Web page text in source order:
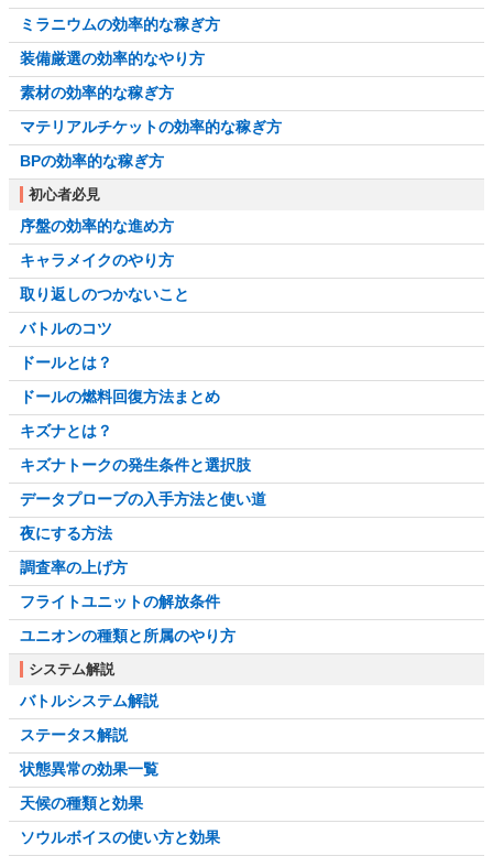
ミラニウムの効率的な稼ぎ方
装備厳選の効率的なやり方
素材の効率的な稼ぎ方
マテリアルチケットの効率的な稼ぎ方
BPの効率的な稼ぎ方
初心者必見
序盤の効率的な進め方
キャラメイクのやり方
取り返しのつかないこと
バトルのコツ
ドールとは？
ドールの燃料回復方法まとめ
キズナとは？
キズナトークの発生条件と選択肢
データプローブの入手方法と使い道
夜にする方法
調査率の上げ方
フライトユニットの解放条件
ユニオンの種類と所属のやり方
システム解説
バトルシステム解説
ステータス解説
状態異常の効果一覧
天候の種類と効果
ソウルボイスの使い方と効果